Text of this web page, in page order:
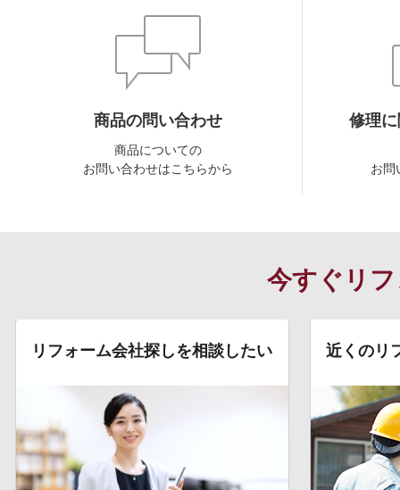
商品の問い合わせ
商品についての
お問い合わせはこちらから
修理
お問
今すぐリ
リフォーム会社探しを相談したい 近くのリ